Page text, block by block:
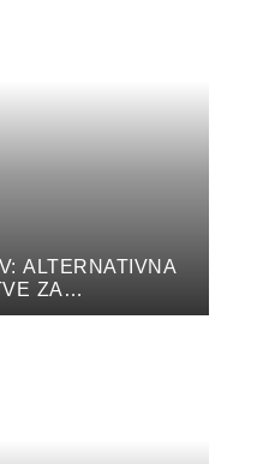
ALTERNATIVNA
ZA